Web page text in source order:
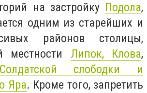
на застройку Подола,
одним из старейших и
районов столицы,
местности Липок, Клова,
слободки и
Яра. Кроме того, запретить